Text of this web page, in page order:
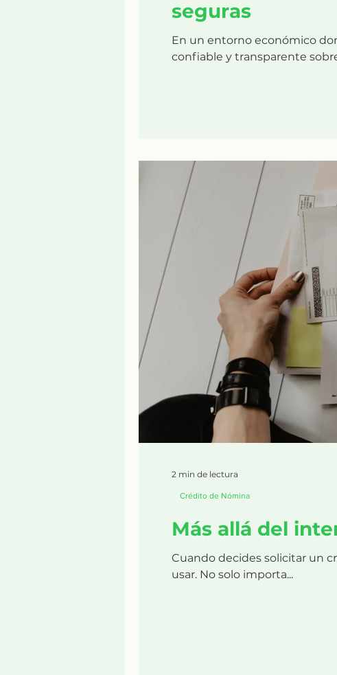
seguras
En un entorno económico
confiable y transparente
Más allá del
Cuando decides solicitar un
usar. No solo importa...
Crédito de Nómina
2 min de lectura